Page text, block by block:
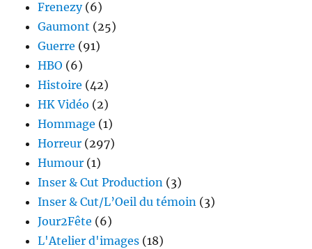
Frenezy(6)
Gaumont (25)
Guerre (91)
HBO (6)
Histoire (42)
HK Vidéo (2)
Hommage (1)
Horreur (297)
Humour (1)
Inser & Cut Production (3)
Inser & Cut/L’Oeil du témoin (3)
Jour2Fête (6)
L'Atelier d'images (18)